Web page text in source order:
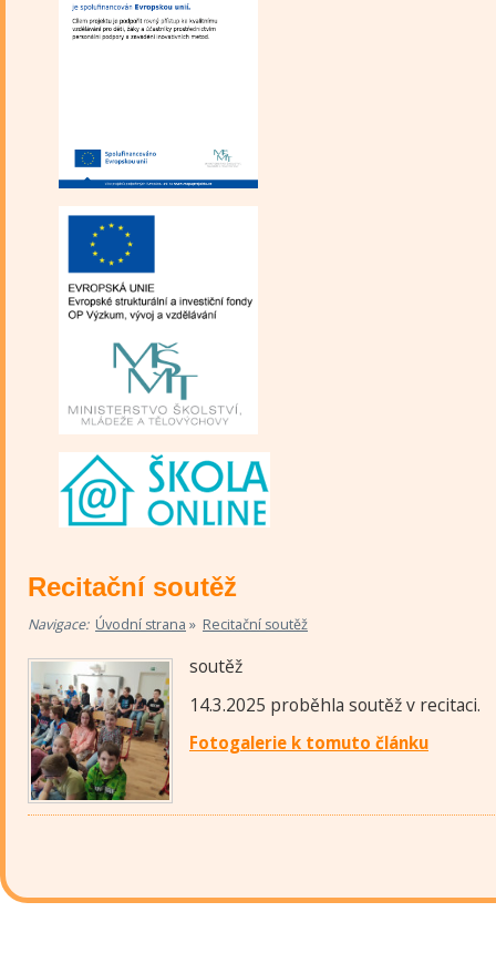
Recitační soutěž
Navigace: Úvodní strana » Recitační soutěž
soutěž
14.3.2025 proběhla soutěž v recitaci.
Fotogalerie k tomuto článku